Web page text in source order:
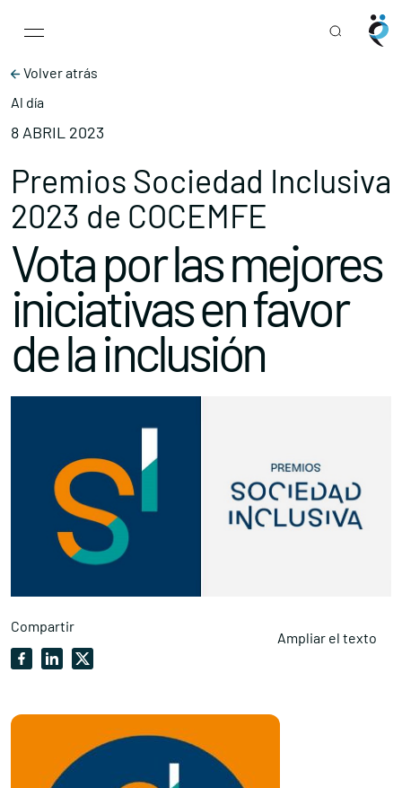
Main Navigation
Volver atrás
Al día
8 ABRIL 2023
Premios Sociedad Inclusiva
2023 de COCEMFE
Vota por las mejores
iniciativas en favor
de la inclusión
Compartir
Ampliar el texto